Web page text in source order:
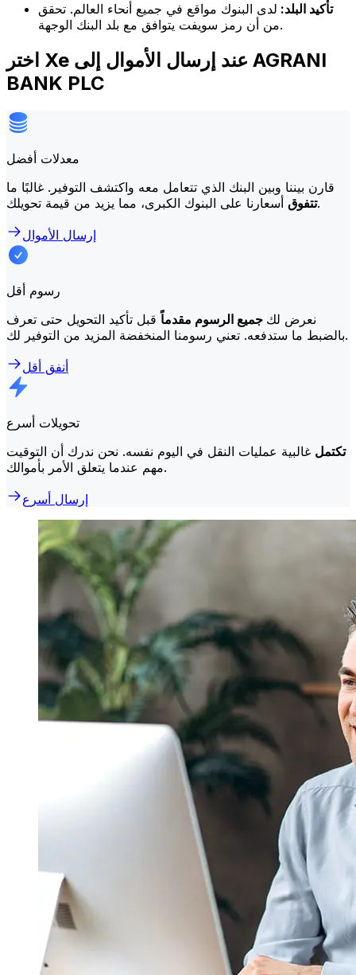
تأكيد البلد: لدى البنوك مواقع في جميع أنحاء العالم. تحقق
من أن رمز سويفت يتوافق مع بلد البنك الوجهة.
اختر Xe عند إرسال الأموال إلى AGRANI
BANK PLC
معدلات أفضل
قارن بيننا وبين البنك الذي تتعامل معه واكتشف التوفير. غالبًا ما
تتفوقأسعارنا على البنوك الكبرى، مما يزيد من قيمة تحويلك.
إرسال الأموال
رسوم أقل
نعرض لك جميع الرسوم مقدماًقبل تأكيد التحويل حتى تعرف
بالضبط ما ستدفعه. تعني رسومنا المنخفضة المزيد من التوفير لك.
أنفق أقل
تحويلات أسرع
تكتمل غالبية عمليات النقل في اليوم نفسه. نحن ندرك أن التوقيت
مهم عندما يتعلق الأمر بأموالك.
إرسال أسرع